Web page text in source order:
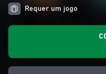
Requer um jogo